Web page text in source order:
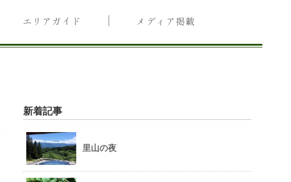
エリアガイド メディア掲載
新着記事
里山の夜